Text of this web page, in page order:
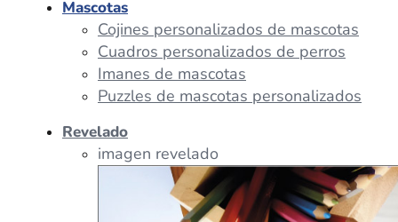
Mascotas
Cojines personalizados de mascotas
Cuadros personalizados de perros
Imanes de mascotas
Puzzles de mascotas personalizados
Revelado
imagen revelado